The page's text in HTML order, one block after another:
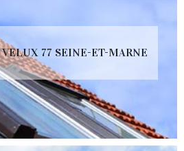
VELUX 77 SEINE-ET-MARNE